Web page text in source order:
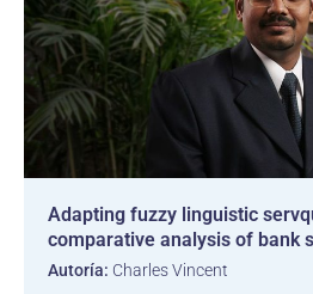
Adapting fuzzy linguistic
comparative analysis of bank
Autoría: Charles Vincent